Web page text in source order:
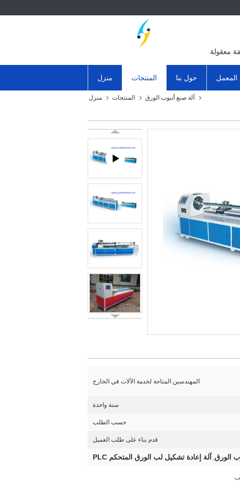
معقولة
منزل المنتجات حول بنا
منزل المنتجات آلة صنع أنبوب الورق
المهندسين المتاحة لخدمة الآلات في الخارج
سنة واحدة
حسب الطلب
قدم بناء على طلب العميل
الورق, آلة إعادة تشكيل لب الورق المتحكم PLC